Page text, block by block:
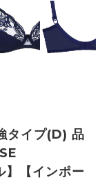
タイプ(D) 品
【インポー